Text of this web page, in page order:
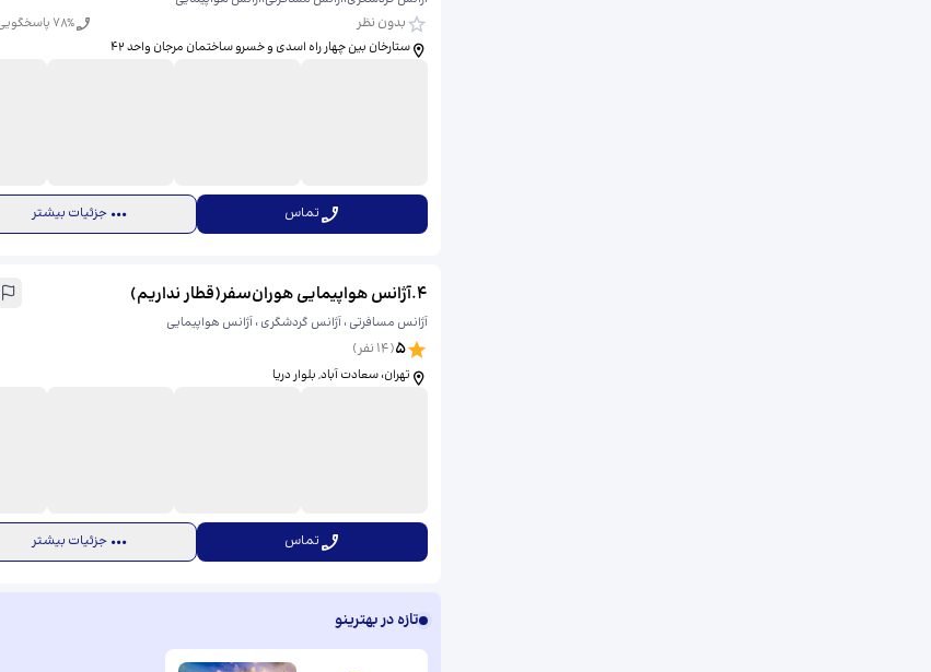
بدون نظر 78% پاسخگویی موفق
ستارخان بین چهار راه اسدی و خسرو ساختمان مرجان واحد ۴۲
تماس جزئیات بیشتر
4
.آژانس هواپیمایی هوران‌سفر(قطار نداریم)
آژانس مسافرتی ، آژانس گردشگری ، آژانس هواپیمایی
5
(
14 نفر)
تهران، سعادت آباد, بلوار دریا
تماس جزئیات بیشتر
تازه در بهترینو